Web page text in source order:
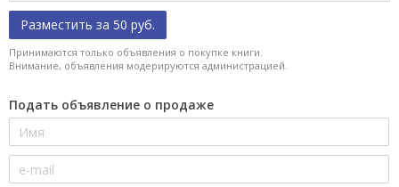
Разместить за 50 руб.
Принимаются только объявления о покупке книги.
Внимание, объявления модерируются администрацией.
Подать объявление о продаже